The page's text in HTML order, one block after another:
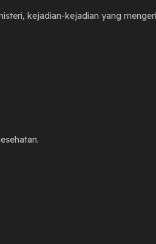
kejadian-kejadian yang